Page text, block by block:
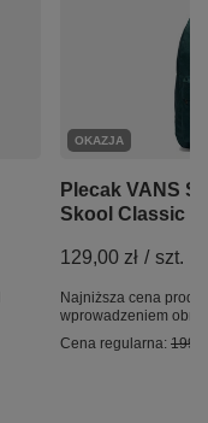
OKAZJA
Plecak VANS
Skool Classic
129,00 zł / szt.
Najniższa cena
wprowadzeniem
Cena regularna: